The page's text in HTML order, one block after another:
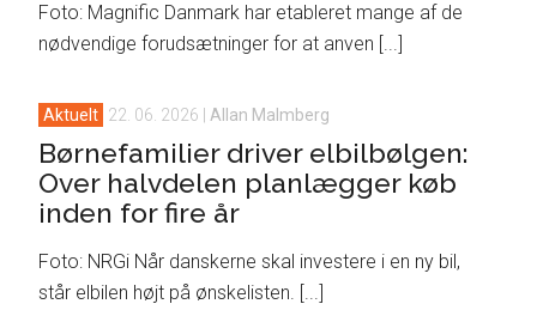
Foto: Magnific Danmark har etableret mange af de
nødvendige forudsætninger for at anven [...]
Aktuelt 22. 06. 2026 Allan Malmberg
Børnefamilier driver elbilbølgen:
Over halvdelen planlægger køb
inden for fire år
Foto: NRGi Når danskerne skal investere i en ny bil,
står elbilen højt på ønskelisten. [...]